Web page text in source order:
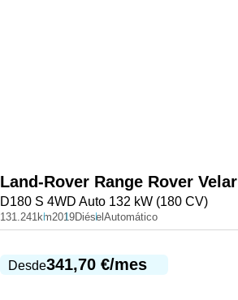
Land-Rover Range Rover Velar
D180 S 4WD Auto 132 kW (180 CV)
131.241km2019Diésel Automático
Desde341,70 €/mes